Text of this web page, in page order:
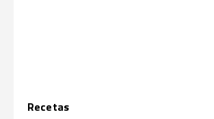
Recetas